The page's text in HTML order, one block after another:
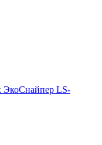
ЭкоСнайпер LS-